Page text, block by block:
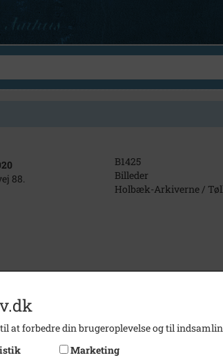
88.
B1425
Billeder
Holbæk-Arkiverne /
at forbedre din brugeroplevelse og til
Marketing